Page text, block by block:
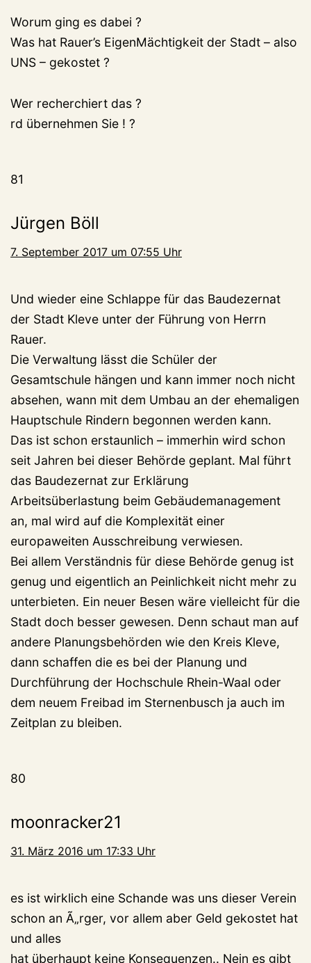
Worum ging es dabei ?
Was hat Rauer’s EigenMächtigkeit der Stadt – also
UNS – gekostet ?
Wer recherchiert das ?
rd übernehmen Sie ! ?
81
Jürgen Böll
7. September 2017 um 07:55 Uhr
Und wieder eine Schlappe für das Baudezernat
der Stadt Kleve unter der Führung von Herrn
Rauer.
Die Verwaltung lässt die Schüler der
Gesamtschule hängen und kann immer noch nicht
absehen, wann mit dem Umbau an der ehemaligen
Hauptschule Rindern begonnen werden kann.
Das ist schon erstaunlich – immerhin wird schon
seit Jahren bei dieser Behörde geplant. Mal führt
das Baudezernat zur Erklärung
Arbeitsüberlastung beim Gebäudemanagement
an, mal wird auf die Komplexität einer
europaweiten Ausschreibung verwiesen.
Bei allem Verständnis für diese Behörde genug ist
genug und eigentlich an Peinlichkeit nicht mehr zu
unterbieten. Ein neuer Besen wäre vielleicht für die
Stadt doch besser gewesen. Denn schaut man auf
andere Planungsbehörden wie den Kreis Kleve,
dann schaffen die es bei der Planung und
Durchführung der Hochschule Rhein-Waal oder
dem neuem Freibad im Sternenbusch ja auch im
Zeitplan zu bleiben.
80
moonracker21
31. März 2016 um 17:33 Uhr
es ist wirklich eine Schande was uns dieser Verein
schon an Ã„rger, vor allem aber Geld gekostet hat
und alles
hat überhaupt keine Konsequenzen.. Nein es gibt